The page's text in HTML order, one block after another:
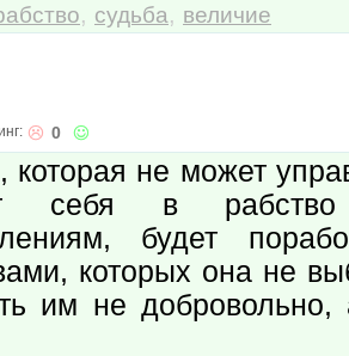
, судьба, величие
0
которая не может
себя в рабство
будет
которых она не
им не добровольно,